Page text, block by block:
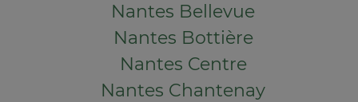
Nantes Bellevue
Nantes Bottière
Nantes Centre
Nantes Chantenay